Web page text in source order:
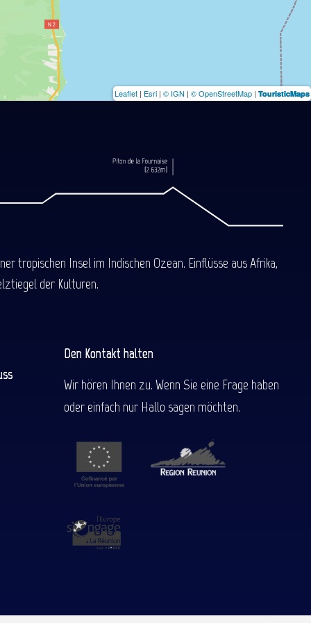
Leaflet | Esri | © IGN | © OpenStreetMap | TouristicMaps
tropischen Insel im Indischen Ozean. Einflüsse aus Afrika,
der Kulturen.
Den Kontakt halten
Wir hören Ihnen zu. Wenn Sie eine Frage haben
oder einfach nur Hallo sagen möchten.